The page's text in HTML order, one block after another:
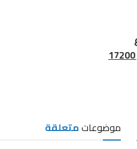
موضوعاتمتعلقة